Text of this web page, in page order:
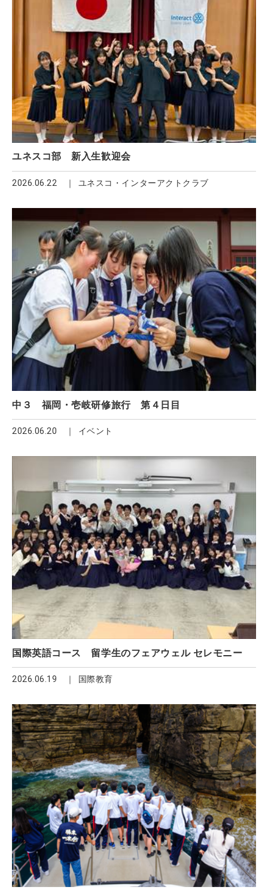
ユネスコ部 新入生歓迎会
2026.06.22 ユネスコ・インターアクトクラブ
中３ 福岡・壱岐研修旅行 第４日目
2026.06.20 イベント
国際英語コース 留学生のフェアウェル セレモニー
2026.06.19 国際教育